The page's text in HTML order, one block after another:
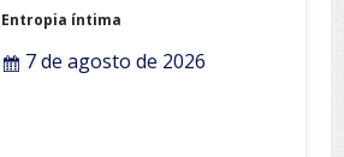
Entropia íntima
7 de agosto de 2026